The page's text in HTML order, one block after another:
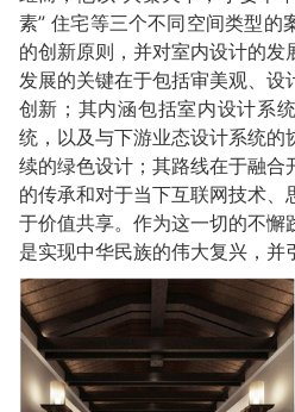
素” 住宅等三个不同空间类型的
的创新原则，并对室内设计的
发展的关键在于包括审美观、设
创新；其内涵包括室内设计系
统，以及与下游业态设计系统的
续的绿色设计；其路线在于融合
的传承和对于当下互联网技术、
于价值共享。作为这一切的不懈
是实现中华民族的伟大复兴，并